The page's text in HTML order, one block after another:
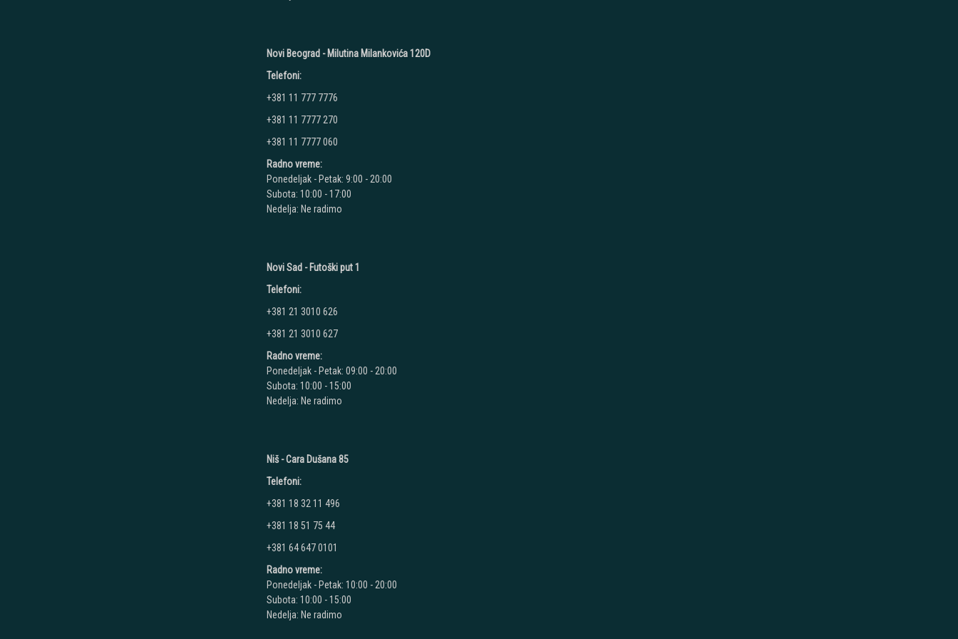
Novi Beograd - Milutina Milankovića 120D
Telefoni:
+381 11 777 7776
+381 11 7777 270
+381 11 7777 060
Radno vreme:
Ponedeljak - Petak: 9:00 - 20:00
Subota: 10:00 - 17:00
Nedelja: Ne radimo
Novi Sad - Futoški put 1
Telefoni:
+381 21 3010 626
+381 21 3010 627
Radno vreme:
Ponedeljak - Petak: 09:00 - 20:00
Subota: 10:00 - 15:00
Nedelja: Ne radimo
Niš - Cara Dušana 85
Telefoni:
+381 18 32 11 496
+381 18 51 75 44
+381 64 647 0101
Radno vreme:
Ponedeljak - Petak: 10:00 - 20:00
Subota: 10:00 - 15:00
Nedelja: Ne radimo